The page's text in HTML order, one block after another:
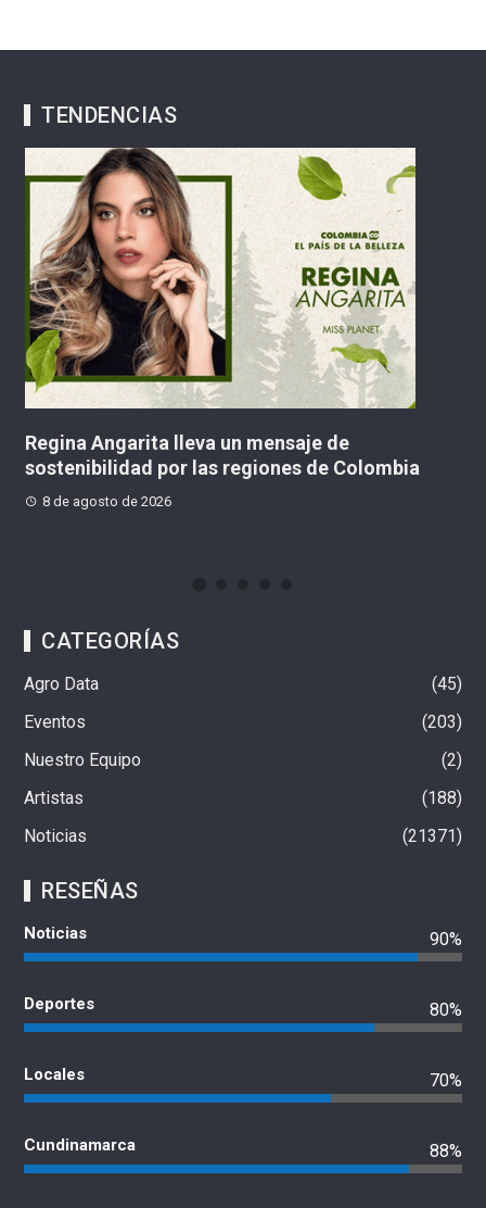
TENDENCIAS
lleva un mensaje de
por las regiones de Colombia
2026
Movimiento
“tercera
CATEGORÍAS
Agro Data
45
Eventos
203
Nuestro Equipo
2
Artistas
188
Noticias
21371
RESEÑAS
Noticias 90%
Deportes 80%
Locales 70%
Cundinamarca 88%